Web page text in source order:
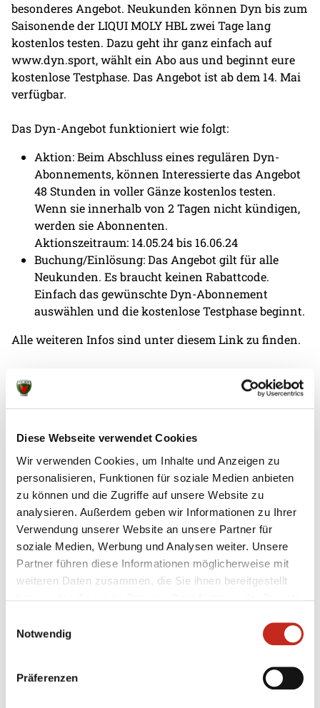
Diese Webseite verwendet Cookies
Wir verwenden Cookies, um Inhalte und Anzeigen zu
personalisieren, Funktionen für soziale Medien anbieten
zu können und die Zugriffe auf unsere Website zu
analysieren. Außerdem geben wir Informationen zu Ihrer
Verwendung unserer Website an unsere Partner für
soziale Medien, Werbung und Analysen weiter. Unsere
Partner führen diese Informationen möglicherweise mit
weiteren Daten zusammen, die Sie ihnen bereitgestellt
Notwendig
Präferenzen
besonderes Angebot. Neukunden können Dyn bis zum
Saisonende der LIQUI MOLY HBL zwei Tage lang
kostenlos testen. Dazu geht ihr ganz einfach auf
www.dyn.sport, wählt ein Abo aus und beginnt eure
kostenlose Testphase. Das Angebot ist ab dem 14. Mai
verfügbar.
Das Dyn-Angebot funktioniert wie folgt:
Aktion: Beim Abschluss eines regulären Dyn-
Abonnements, können Interessierte das Angebot
48 Stunden in voller Gänze kostenlos testen.
Wenn sie innerhalb von 2 Tagen nicht kündigen,
werden sie Abonnenten.
Aktionszeitraum: 14.05.24 bis 16.06.24
Buchung/Einlösung: Das Angebot gilt für alle
Neukunden. Es braucht keinen Rabattcode.
Einfach das gewünschte Dyn-Abonnement
auswählen und die kostenlose Testphase beginnt.
Alle weiteren Infos sind unter diesem Linkzu finden.
Weitere News
05.08.2026 Spielbericht pg
Erster Gradmesser gegen Topteam aus
Dänemark
Vorbereitung auf die Spielzeit 2026/27 sollte eine
erste Standortbestimmung für das Team von
Spitzenclub Aalborg Håndbold lieferten sich die